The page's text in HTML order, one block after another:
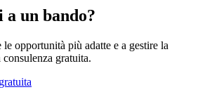
un bando?
opportunità più adatte e a gestire la
gratuita.